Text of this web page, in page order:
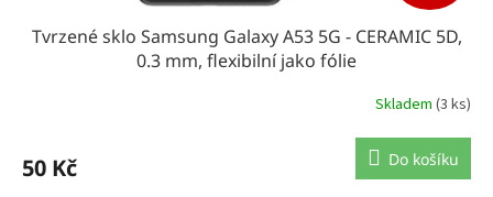
Tvrzené sklo Samsung Galaxy A53 5G - CERAMIC 5D,
0.3 mm, flexibilní jako fólie
Skladem (3 ks)
50 Kč Do košíku